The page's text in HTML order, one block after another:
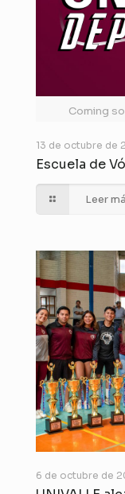
Coming
13 de octubre de
Escuela de
Leer
6 de octubre de